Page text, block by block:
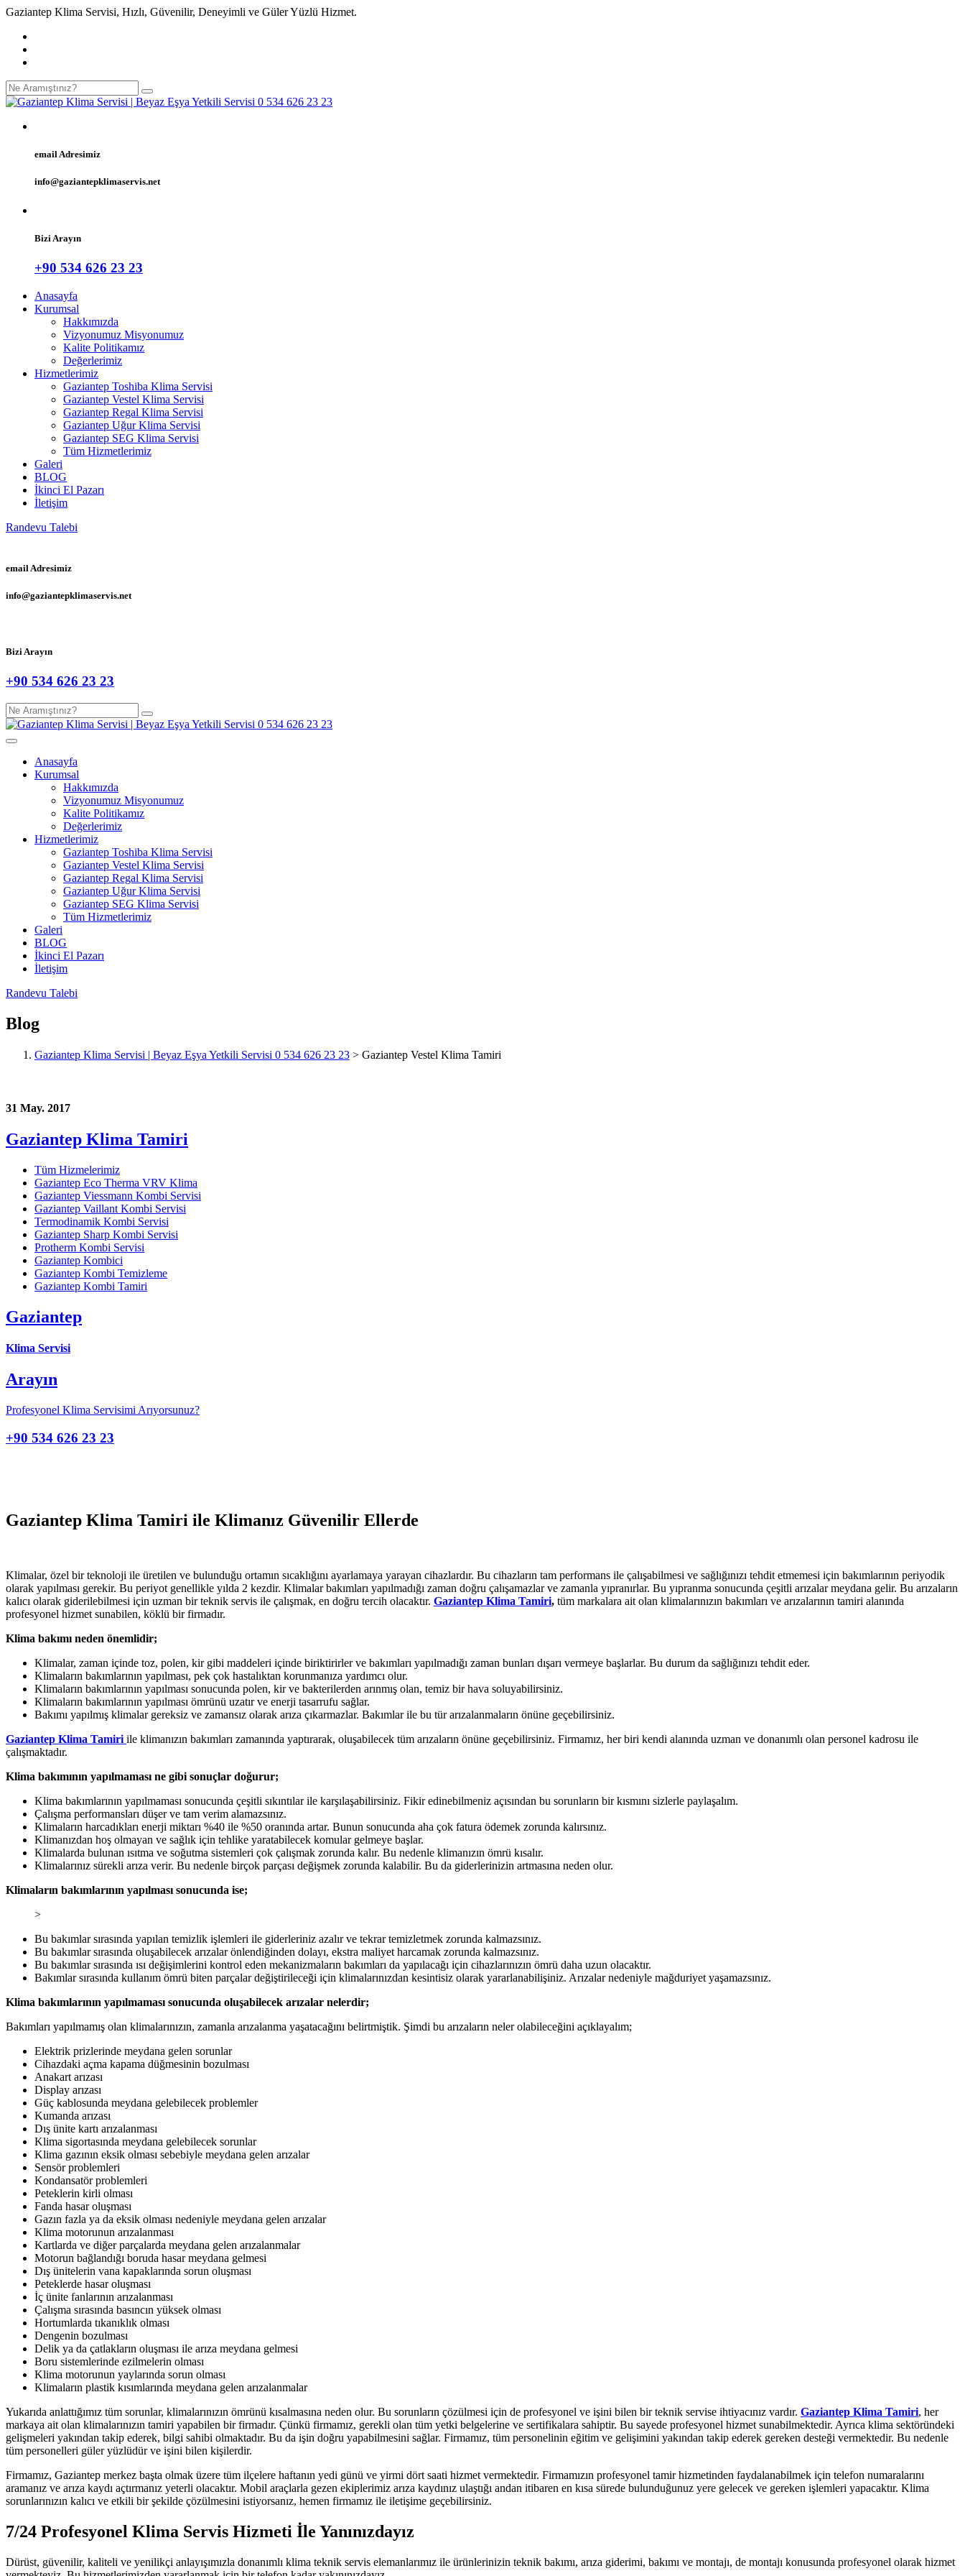
Gaziantep Klima Servisi, Hızlı, Güvenilir, Deneyimli ve Güler Yüzlü Hizmet.
email Adresimiz
info@gaziantepklimaservis.net
Bizi Arayın
+90 534 626 23 23
Anasayfa
Kurumsal
Hakkımızda
Vizyonumuz Misyonumuz
Kalite Politikamız
Değerlerimiz
Hizmetlerimiz
Gaziantep Toshiba Klima Servisi
Gaziantep Vestel Klima Servisi
Gaziantep Regal Klima Servisi
Gaziantep Uğur Klima Servisi
Gaziantep SEG Klima Servisi
Tüm Hizmetlerimiz
Galeri
BLOG
İkinci El Pazarı
İletişim
Randevu Talebi
email Adresimiz
info@gaziantepklimaservis.net
Bizi Arayın
+90 534 626 23 23
Anasayfa
Kurumsal
Hakkımızda
Vizyonumuz Misyonumuz
Kalite Politikamız
Değerlerimiz
Hizmetlerimiz
Gaziantep Toshiba Klima Servisi
Gaziantep Vestel Klima Servisi
Gaziantep Regal Klima Servisi
Gaziantep Uğur Klima Servisi
Gaziantep SEG Klima Servisi
Tüm Hizmetlerimiz
Galeri
BLOG
İkinci El Pazarı
İletişim
Randevu Talebi
Blog
Gaziantep Klima Servisi | Beyaz Eşya Yetkili Servisi 0 534 626 23 23 > Gaziantep Vestel Klima Tamiri
31 May. 2017
Gaziantep Klima Tamiri
Tüm Hizmelerimiz
Gaziantep Eco Therma VRV Klima
Gaziantep Viessmann Kombi Servisi
Gaziantep Vaillant Kombi Servisi
Termodinamik Kombi Servisi
Gaziantep Sharp Kombi Servisi
Protherm Kombi Servisi
Gaziantep Kombici
Gaziantep Kombi Temizleme
Gaziantep Kombi Tamiri
Gaziantep
Klima Servisi
Arayın
Profesyonel Klima Servisimi Arıyorsunuz?
+90 534 626 23 23
Gaziantep Klima Tamiri ile Klimanız Güvenilir Ellerde
Klimalar, özel bir teknoloji ile üretilen ve bulunduğu ortamın sıcaklığını ayarlamaya yarayan cihazlardır. Bu cihazların tam performans ile çalışabilmesi ve sağlığınızı tehdit etmemesi için bakımlarının periyodik
olarak yapılması gerekir. Bu periyot genellikle yılda 2 kezdir. Klimalar bakımları yapılmadığı zaman doğru çalışamazlar ve zamanla yıpranırlar. Bu yıpranma sonucunda çeşitli arızalar meydana gelir. Bu arızaların
kalıcı olarak giderilebilmesi için uzman bir teknik servis ile çalışmak, en doğru tercih olacaktır. Gaziantep Klima Tamiri, tüm markalara ait olan klimalarınızın bakımları ve arızalarının tamiri alanında
profesyonel hizmet sunabilen, köklü bir firmadır.
Klima bakımı neden önemlidir;
Klimalar, zaman içinde toz, polen, kir gibi maddeleri içinde biriktirirler ve bakımları yapılmadığı zaman bunları dışarı vermeye başlarlar. Bu durum da sağlığınızı tehdit eder.
Klimaların bakımlarının yapılması, pek çok hastalıktan korunmanıza yardımcı olur.
Klimaların bakımlarının yapılması sonucunda polen, kir ve bakterilerden arınmış olan, temiz bir hava soluyabilirsiniz.
Klimaların bakımlarının yapılması ömrünü uzatır ve enerji tasarrufu sağlar.
Bakımı yapılmış klimalar gereksiz ve zamansız olarak arıza çıkarmazlar. Bakımlar ile bu tür arızalanmaların önüne geçebilirsiniz.
Gaziantep Klima Tamiri ile klimanızın bakımları zamanında yaptırarak, oluşabilecek tüm arızaların önüne geçebilirsiniz. Firmamız, her biri kendi alanında uzman ve donanımlı olan personel kadrosu ile
çalışmaktadır.
Klima bakımının yapılmaması ne gibi sonuçlar doğurur;
Klima bakımlarının yapılmaması sonucunda çeşitli sıkıntılar ile karşılaşabilirsiniz. Fikir edinebilmeniz açısından bu sorunların bir kısmını sizlerle paylaşalım.
Çalışma performansları düşer ve tam verim alamazsınız.
Klimaların harcadıkları enerji miktarı %40 ile %50 oranında artar. Bunun sonucunda aha çok fatura ödemek zorunda kalırsınız.
Klimanızdan hoş olmayan ve sağlık için tehlike yaratabilecek komular gelmeye başlar.
Klimalarda bulunan ısıtma ve soğutma sistemleri çok çalışmak zorunda kalır. Bu nedenle klimanızın ömrü kısalır.
Klimalarınız sürekli arıza verir. Bu nedenle birçok parçası değişmek zorunda kalabilir. Bu da giderlerinizin artmasına neden olur.
Klimaların bakımlarının yapılması sonucunda ise;
>
Bu bakımlar sırasında yapılan temizlik işlemleri ile giderleriniz azalır ve tekrar temizletmek zorunda kalmazsınız.
Bu bakımlar sırasında oluşabilecek arızalar önlendiğinden dolayı, ekstra maliyet harcamak zorunda kalmazsınız.
Bu bakımlar sırasında ısı değişimlerini kontrol eden mekanizmaların bakımları da yapılacağı için cihazlarınızın ömrü daha uzun olacaktır.
Bakımlar sırasında kullanım ömrü biten parçalar değiştirileceği için klimalarınızdan kesintisiz olarak yararlanabilişiniz. Arızalar nedeniyle mağduriyet yaşamazsınız.
Klima bakımlarının yapılmaması sonucunda oluşabilecek arızalar nelerdir;
Bakımları yapılmamış olan klimalarınızın, zamanla arızalanma yaşatacağını belirtmiştik. Şimdi bu arızaların neler olabileceğini açıklayalım;
Elektrik prizlerinde meydana gelen sorunlar
Cihazdaki açma kapama düğmesinin bozulması
Anakart arızası
Display arızası
Güç kablosunda meydana gelebilecek problemler
Kumanda arızası
Dış ünite kartı arızalanması
Klima sigortasında meydana gelebilecek sorunlar
Klima gazının eksik olması sebebiyle meydana gelen arızalar
Sensör problemleri
Kondansatör problemleri
Peteklerin kirli olması
Fanda hasar oluşması
Gazın fazla ya da eksik olması nedeniyle meydana gelen arızalar
Klima motorunun arızalanması
Kartlarda ve diğer parçalarda meydana gelen arızalanmalar
Motorun bağlandığı boruda hasar meydana gelmesi
Dış ünitelerin vana kapaklarında sorun oluşması
Peteklerde hasar oluşması
İç ünite fanlarının arızalanması
Çalışma sırasında basıncın yüksek olması
Hortumlarda tıkanıklık olması
Dengenin bozulması
Delik ya da çatlakların oluşması ile arıza meydana gelmesi
Boru sistemlerinde ezilmelerin olması
Klima motorunun yaylarında sorun olması
Klimaların plastik kısımlarında meydana gelen arızalanmalar
Yukarıda anlattığımız tüm sorunlar, klimalarınızın ömrünü kısalmasına neden olur. Bu sorunların çözülmesi için de profesyonel ve işini bilen bir teknik servise ihtiyacınız vardır. Gaziantep Klima Tamiri, her
markaya ait olan klimalarınızın tamiri yapabilen bir firmadır. Çünkü firmamız, gerekli olan tüm yetki belgelerine ve sertifikalara sahiptir. Bu sayede profesyonel hizmet sunabilmektedir. Ayrıca klima sektöründeki
gelişmeleri yakından takip ederek, bilgi sahibi olmaktadır. Bu da işin doğru yapabilmesini sağlar. Firmamız, tüm personelinin eğitim ve gelişimini yakından takip ederek gereken desteği vermektedir. Bu nedenle
tüm personelleri güler yüzlüdür ve işini bilen kişilerdir.
Firmamız, Gaziantep merkez başta olmak üzere tüm ilçelere haftanın yedi günü ve yirmi dört saati hizmet vermektedir. Firmamızın profesyonel tamir hizmetinden faydalanabilmek için telefon numaralarını
aramanız ve arıza kaydı açtırmanız yeterli olacaktır. Mobil araçlarla gezen ekiplerimiz arıza kaydınız ulaştığı andan itibaren en kısa sürede bulunduğunuz yere gelecek ve gereken işlemleri yapacaktır. Klima
sorunlarınızın kalıcı ve etkili bir şekilde çözülmesini istiyorsanız, hemen firmamız ile iletişime geçebilirsiniz.
7/24 Profesyonel Klima Servis Hizmeti İle Yanınızdayız
Dürüst, güvenilir, kaliteli ve yenilikçi anlayışımızla donanımlı klima teknik servis elemanlarımız ile ürünlerinizin teknik bakımı, arıza giderimi, bakımı ve montajı, de montajı konusunda profesyonel olarak hizmet